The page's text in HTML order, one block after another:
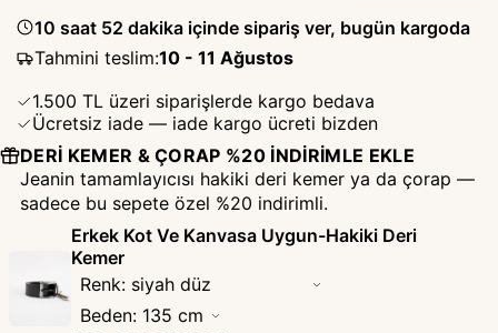
10 saat 52 dakika içinde sipariş ver, bugün kargoda
Tahmini teslim:10 - 11 Ağustos
1.500 TL üzeri siparişlerde kargo bedava
Ücretsiz iade — iade kargo ücreti bizden
DERI KEMER & ÇORAP %20 İNDIRIMLE EKLE
Jeanin tamamlayıcısı hakiki deri kemer ya da çorap —
sadece bu sepete özel %20 indirimli.
Erkek Kot Ve Kanvasa Uygun-Hakiki Deri
Kemer